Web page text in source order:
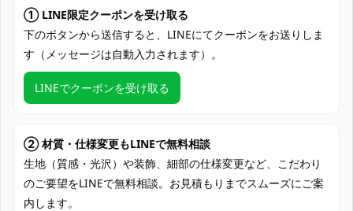
セット内容
つけ襟、スカーフ、トップス、アームカバ
ー、スカート、靴下、ネックレス、背部蝶
加工に7～15営業日、配送に5～7営業日
支払い方法
クレジットカード（VISA、Master、JCB、
Discover、AMERICAN EXPRESS）、
PayPal、銀行振込
① LINE限定クーポンを受け取る
下のボタンから送信すると、LINEにてクーポンをお送りしま
す（メッセージは自動入力されます）。
LINEでクーポンを受け取る
② 材質・仕様変更もLINEで無料相談
生地（質感・光沢）や装飾、細部の仕様変更など、こだわり
のご要望をLINEで無料相談。お見積もりまでスムーズにご案
内します。